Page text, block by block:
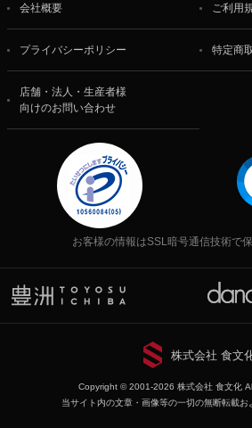
会社概要 ご利用
プライバシーポリシー 特定商
店舗・法人・生産者様
向けのお問い合わせ
お客様の情報はSSL暗号通信技術で
株式会社 食文
Copyright © 2001-2026 株式会社 食文化
当サイト内の文章・画像等の一切の無断転載お